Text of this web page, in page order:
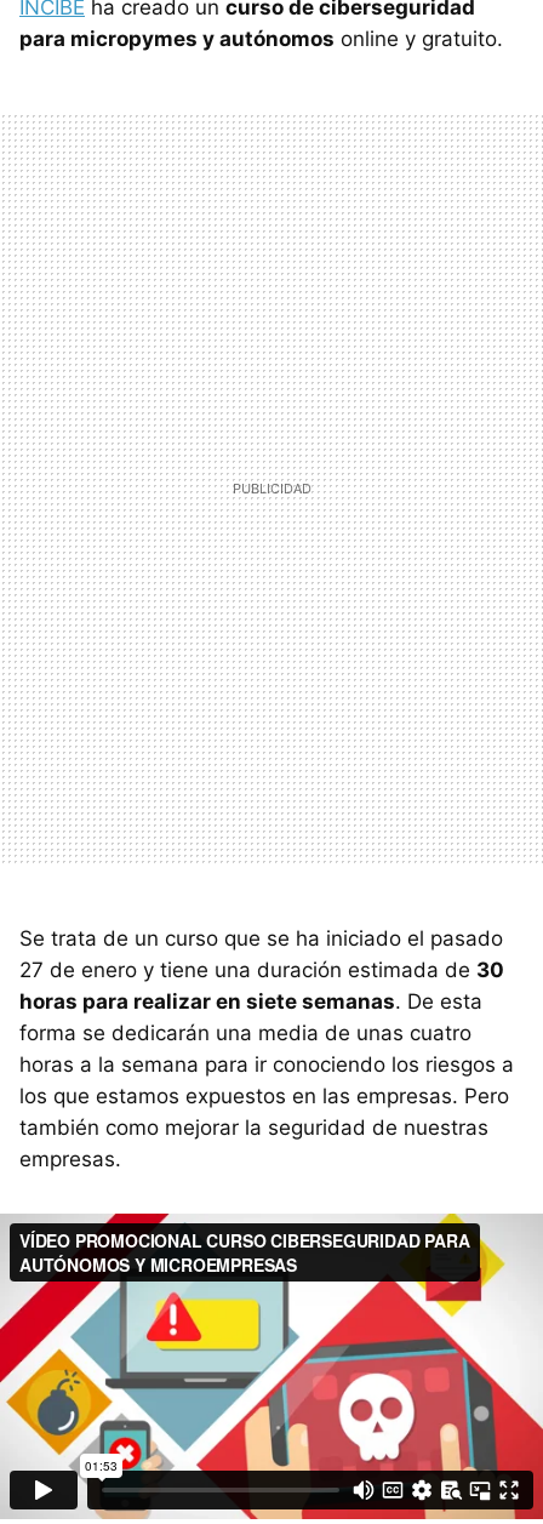
INCIBE ha creado un curso de ciberseguridad
para micropymes y autónomos online y gratuito.
Se trata de un curso que se ha iniciado el pasado
27 de enero y tiene una duración estimada de 30
horas para realizar en siete semanas. De esta
forma se dedicarán una media de unas cuatro
horas a la semana para ir conociendo los riesgos a
los que estamos expuestos en las empresas. Pero
también como mejorar la seguridad de nuestras
empresas.